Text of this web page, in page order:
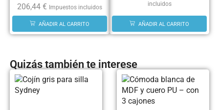
206,44 € Impuestos incluidos
AÑADIR AL CARRITO
incluidos
AÑADIR AL CARRITO
Quizás también te interese